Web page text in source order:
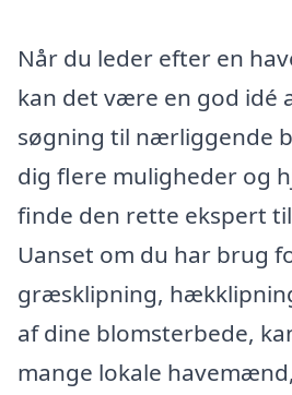
Når du leder efter en
kan det være en god idé
søgning til nærliggende
dig flere muligheder og
finde den rette ekspert
Uanset om du har brug
græsklipning,
af dine blomsterbede,
mange lokale